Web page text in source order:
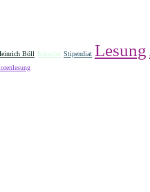
Böll Künstler Stipendiat Lesung